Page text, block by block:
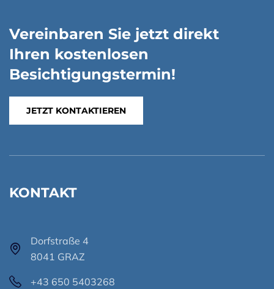
Vereinbaren Sie jetzt direkt
Ihren kostenlosen
Besichtigungstermin!
JETZT KONTAKTIEREN
KONTAKT
Dorfstraße 4
8041 GRAZ
+43 650 5403268